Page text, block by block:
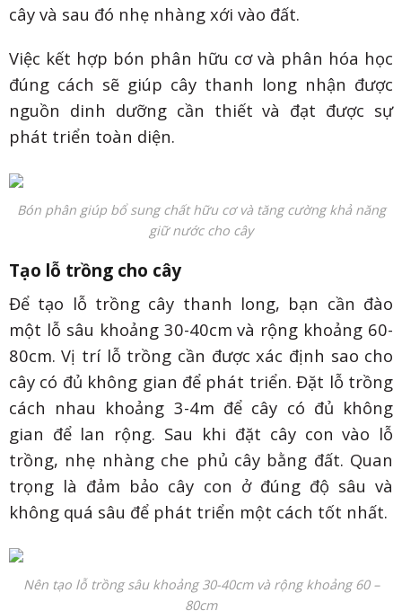
cây và sau đó nhẹ nhàng xới vào đất.
Việc kết hợp bón phân hữu cơ và phân hóa học
đúng cách sẽ giúp cây thanh long nhận được
nguồn dinh dưỡng cần thiết và đạt được sự
phát triển toàn diện.
Bón phân giúp bổ sung chất hữu cơ và tăng cường khả năng
giữ nước cho cây
Tạo lỗ trồng cho cây
Để tạo lỗ trồng cây thanh long, bạn cần đào
một lỗ sâu khoảng 30-40cm và rộng khoảng 60-
80cm. Vị trí lỗ trồng cần được xác định sao cho
cây có đủ không gian để phát triển. Đặt lỗ trồng
cách nhau khoảng 3-4m để cây có đủ không
gian để lan rộng. Sau khi đặt cây con vào lỗ
trồng, nhẹ nhàng che phủ cây bằng đất. Quan
trọng là đảm bảo cây con ở đúng độ sâu và
không quá sâu để phát triển một cách tốt nhất.
Nên tạo lỗ trồng sâu khoảng 30-40cm và rộng khoảng 60 –
80cm